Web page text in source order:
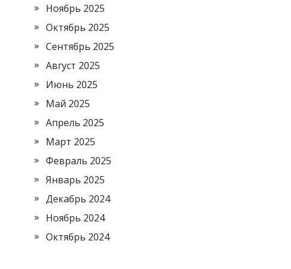
Ноябрь 2025
Октябрь 2025
Сентябрь 2025
Август 2025
Июнь 2025
Май 2025
Апрель 2025
Март 2025
Февраль 2025
Январь 2025
Декабрь 2024
Ноябрь 2024
Октябрь 2024